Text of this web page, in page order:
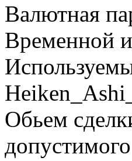
Валютная
Временной
Обьем